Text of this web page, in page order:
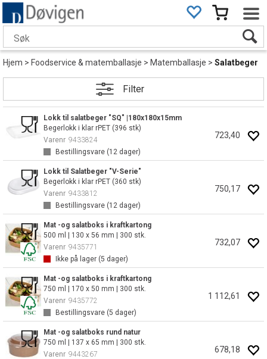
Hjem>Foodservice & matemballasje>Matemballasje>Salatbeger
Filter
Lokk til salatbeger "SQ" |180x180x15mm
Begerlokk i klar rPET (396 stk)
Varenr 9433824
Bestillingsvare (12 dager)
723,40
Lokk til Salatbeger "V-Serie"
Begerlokk i klar rPET (360 stk)
Varenr 9433812
Bestillingsvare (12 dager)
750,17
Mat -og salatboks i kraftkartong
500 ml | 130 x 56 mm | 300 stk.
Varenr 9435771
Ikke på lager (5 dager)
732,07
Mat -og salatboks i kraftkartong
750 ml | 170 x 50 mm | 300 stk.
Varenr 9435772
Bestillingsvare (5 dager)
1 112,61
Mat -og salatboks rund natur
750 ml | 137 x 65 mm | 300 stk.
Varenr 9443267
678,18